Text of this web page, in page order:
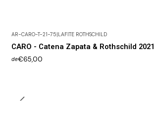
AR-CARO-T-21-75 LAFITE ROTHSCHILD
CARO - Catena Zapata & Rothschild 2021
de€65,00